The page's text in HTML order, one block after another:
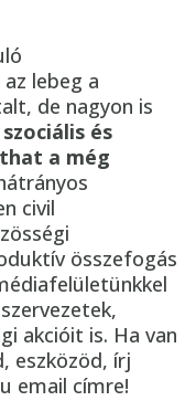
lebeg a
de nagyon is
és
a még
civil
összefogás
akcióit is. Ha van
eszközöd, írj
email címre!